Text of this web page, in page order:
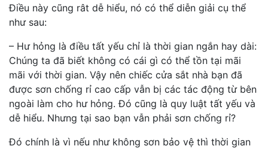
Điều này cũng rât dễ hiểu, nó có thể diễn giải cụ thể
như sau:
– Hư hỏng là điều tất yếu chỉ là thời gian ngắn hay dài:
Chúng ta đã biết không có cái gì có thể tồn tại mãi
mãi với thời gian. Vậy nên chiếc cửa sắt nhà bạn đã
được sơn chống rỉ cao cấp vẫn bị các tác động từ bên
ngoài làm cho hư hỏng. Đó cũng là quy luật tất yếu và
dễ hiểu. Nhưng tại sao bạn vẫn phải sơn chống rỉ?
Đó chính là vì nếu như không sơn bảo vệ thì thời gian